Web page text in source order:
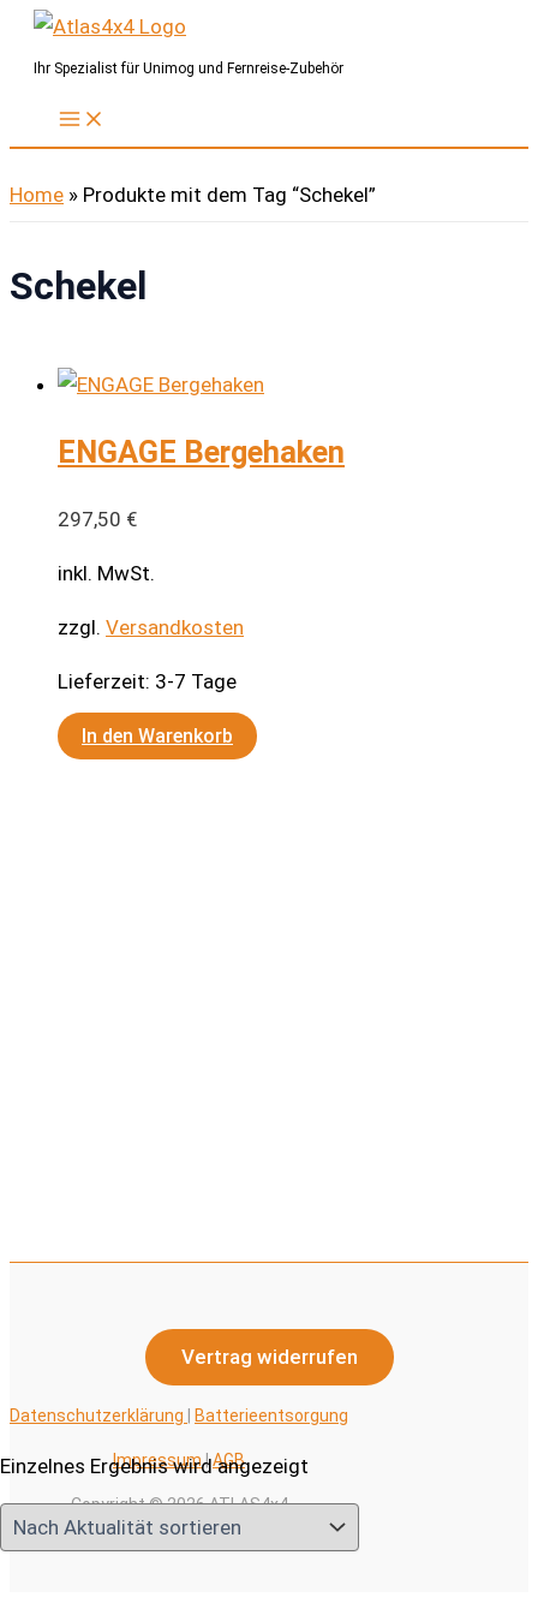
Zum
InhaltIhr Spezialist für Unimog und Fernreise-Zubehör
Home » Produkte mit dem Tag “Schekel”
Schekel
Einzelnes Ergebnis wird angezeigt
ENGAGE Bergehaken
297,50 €
inkl. MwSt.
zzgl. Versandkosten
Lieferzeit: 3-7 Tage
In den Warenkorb
Vertrag widerrufen
Datenschutzerklärung Batterieentsorgung
Impressum|AGB
Copyright © 2026 ATLAS4x4